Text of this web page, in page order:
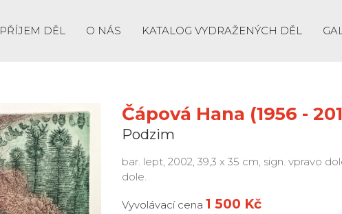
DĚL O NÁS KATALOG VYDRAŽENÝCH DĚL
Čápová Hana (1956 -
Podzim
bar. lept, 2002, 39,3 x 35 cm, sign. vpravo
dole.
Vyvolávací cena 1 500 Kč